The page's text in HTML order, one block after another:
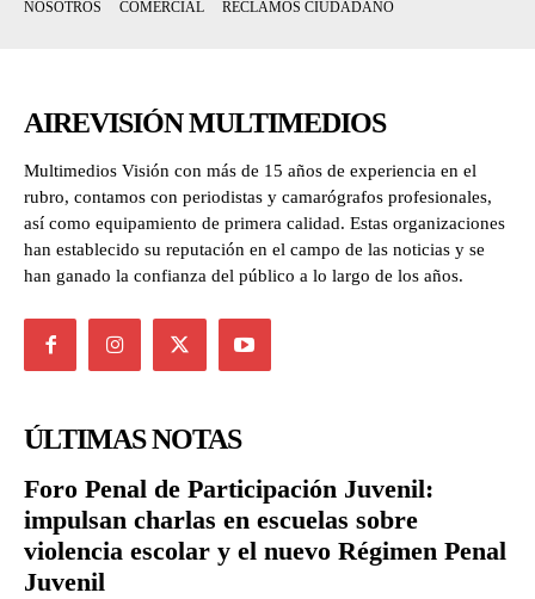
NOSOTROS COMERCIAL RECLAMOS CIUDADANO
AIREVISIÓN MULTIMEDIOS
Multimedios Visión con más de 15 años de experiencia en el
rubro, contamos con periodistas y camarógrafos profesionales,
así como equipamiento de primera calidad. Estas organizaciones
han establecido su reputación en el campo de las noticias y se
han ganado la confianza del público a lo largo de los años.
ÚLTIMAS NOTAS
Foro Penal de Participación Juvenil:
impulsan charlas en escuelas sobre
violencia escolar y el nuevo Régimen Penal
Juvenil